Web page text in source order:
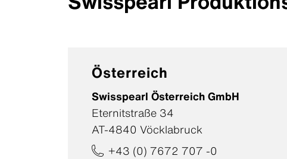
Österreich
Swisspearl Österreich GmbH
Eternitstraße 34
AT-4840 Vöcklabruck
+43 (0) 7672 707 -0